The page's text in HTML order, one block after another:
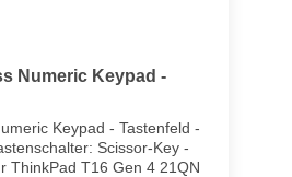
Numeric Keypad -
Keypad - Tastenfeld -
Scissor-Key -
ThinkPad T16 Gen 4 21QN